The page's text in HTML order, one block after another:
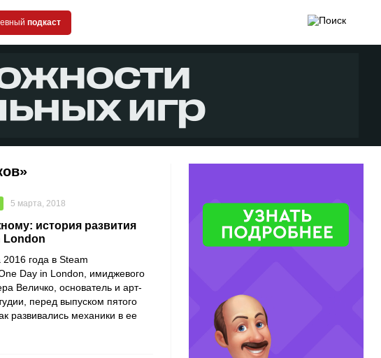
подкаст
5 марта, 2018
история развития
London
года в Steam
Day in London, имиджевого
Величко, основатель и арт-
перед выпуском пятого
развивались механики в ее